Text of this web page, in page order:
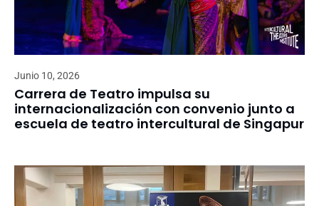
Junio 10, 2026
Carrera de Teatro impulsa su
internacionalización con convenio junto a
escuela de teatro intercultural de Singapur